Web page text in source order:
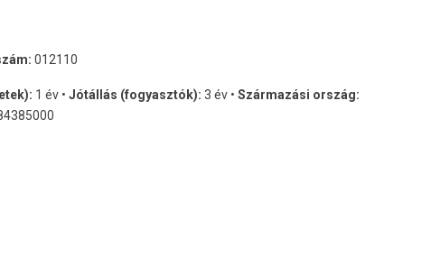
012110
1 év • Jótállás (fogyasztók): 3 év • Származási ország: